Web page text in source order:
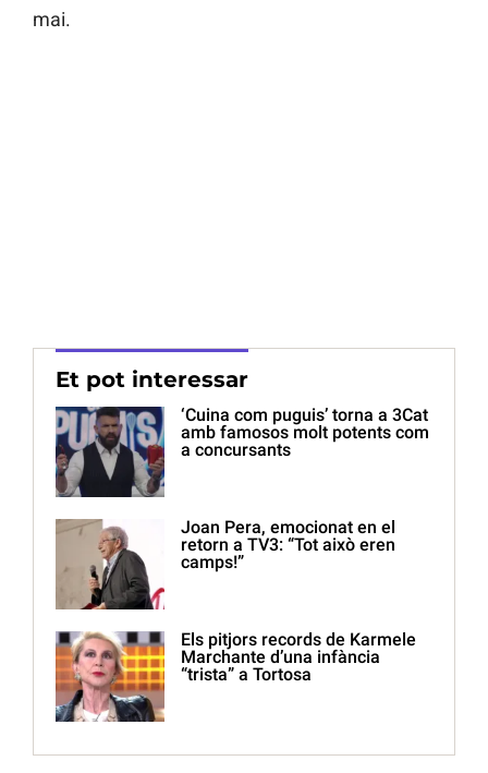
mai.
Et pot interessar
‘Cuina com puguis’ torna a 3Cat
amb famosos molt potents com
a concursants
Joan Pera, emocionat en el
retorn a TV3: “Tot això eren
camps!”
Els pitjors records de Karmele
Marchante d’una infància
“trista” a Tortosa